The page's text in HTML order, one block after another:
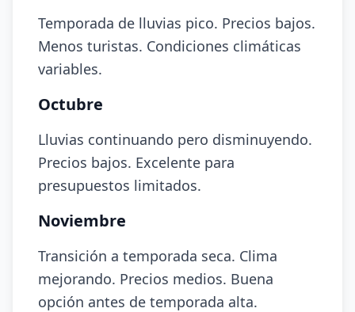
Temporada de lluvias pico. Precios bajos.
Menos turistas. Condiciones climáticas
variables.
Octubre
Lluvias continuando pero disminuyendo.
Precios bajos. Excelente para
presupuestos limitados.
Noviembre
Transición a temporada seca. Clima
mejorando. Precios medios. Buena
opción antes de temporada alta.